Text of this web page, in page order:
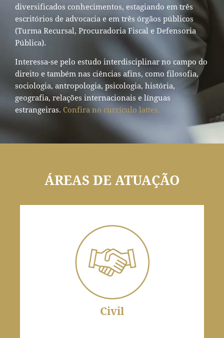
diversificados conhecimentos, estagiando em três
escritórios de advocacia e em três órgãos públicos
(Turma Recursal, Procuradoria Fiscal e Defensoria
Pública).
Interessa-se pelo estudo interdisciplinar no campo do
direito e também nas ciências afins, como filosofia,
sociologia, antropologia, psicologia, história,
geografia, relações internacionais e línguas
estrangeiras. Confira no currículo lattes.
ÁREAS DE ATUAÇÃO
Civil
Trata das relações privadas entre os cidadãos,
regulando os vínculos pessoais ou patrimoniais.
Abrange questões contratuais, obrigacionais,
societárias, imobiliárias, familiares e sucessórias.